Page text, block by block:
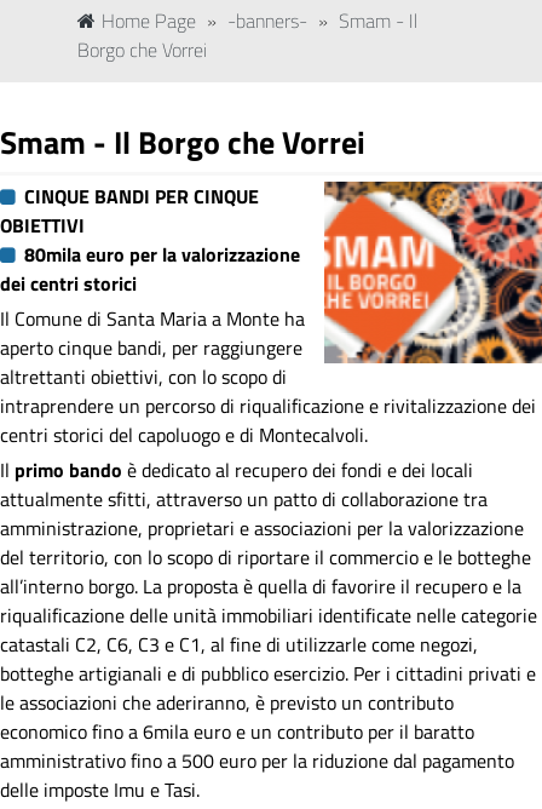
Home Page » -banners- » Smam - Il
Borgo che Vorrei
Smam - Il Borgo che Vorrei
CINQUE BANDI PER CINQUE
OBIETTIVI
80mila euro per la valorizzazione
dei centri storici
Il Comune di Santa Maria a Monte ha
aperto cinque bandi, per raggiungere
altrettanti obiettivi, con lo scopo di
intraprendere un percorso di riqualificazione e rivitalizzazione dei
centri storici del capoluogo e di Montecalvoli.
Il primo bando è dedicato al recupero dei fondi e dei locali
attualmente sfitti, attraverso un patto di collaborazione tra
amministrazione, proprietari e associazioni per la valorizzazione
del territorio, con lo scopo di riportare il commercio e le botteghe
all’interno borgo. La proposta è quella di favorire il recupero e la
riqualificazione delle unità immobiliari identificate nelle categorie
catastali C2, C6, C3 e C1, al fine di utilizzarle come negozi,
botteghe artigianali e di pubblico esercizio. Per i cittadini privati e
le associazioni che aderiranno, è previsto un contributo
economico fino a 6mila euro e un contributo per il baratto
amministrativo fino a 500 euro per la riduzione dal pagamento
delle imposte Imu e Tasi.